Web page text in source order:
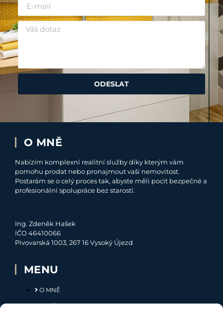
ODESLAT
O MNĚ
Nabízím komplexní realitní služby díky kterým vám
pomohu prodat nebo pronajmout vaši nemovitost.
Postarám se o celý proces tak, abyste měli pocit bezpečné a
profesionální spolupráce bez starostí.
Ing. Zdeněk Hašek
IČO 46410066
Pivovarská 1003, 267 16 Vysoký Újezd
MENU
O MNĚ
NABÍDKA